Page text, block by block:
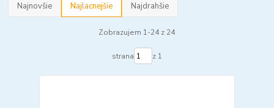
Najnovšie Najlacnejšie Najdrahšie
Zobrazujem 1-24 z 24
strana z 1